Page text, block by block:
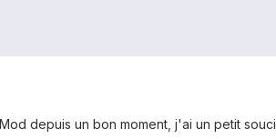
depuis un bon moment, j'ai un petit